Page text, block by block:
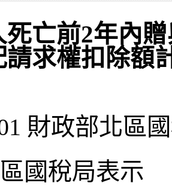
死亡前2年內
請求權扣除額
財政部北區
國稅局表示